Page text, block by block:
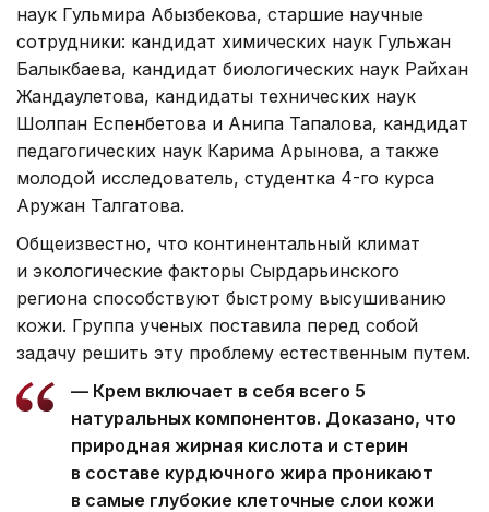
наук Гульмира Абызбекова, старшие научные
сотрудники: кандидат химических наук Гульжан
Балыкбаева, кандидат биологических наук Райхан
Жандаулетова, кандидаты технических наук
Шолпан Еспенбетова и Анипа Тапалова, кандидат
педагогических наук Карима Арынова, а также
молодой исследователь, студентка 4-го курса
Аружан Талгатова.
Общеизвестно, что континентальный климат
и экологические факторы Сырдарьинского
региона способствуют быстрому высушиванию
кожи. Группа ученых поставила перед собой
задачу решить эту проблему естественным путем.
— Крем включает в себя всего 5
натуральных компонентов. Доказано, что
природная жирная кислота и стерин
в составе курдючного жира проникают
в самые глубокие клеточные слои кожи